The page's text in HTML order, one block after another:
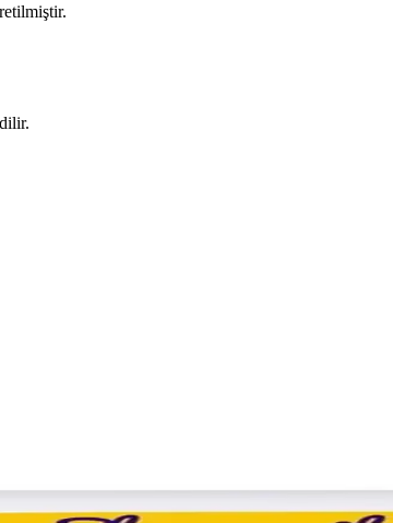
sağlar. Ekonomik 100'lü paket, hafifliği ve gizlilik